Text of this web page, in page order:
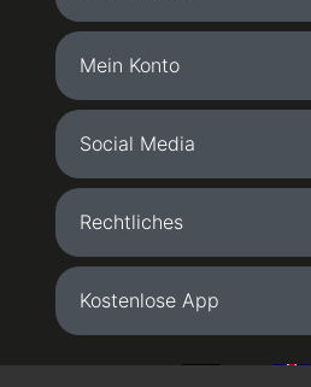
Mein Konto
Social Media
Rechtliches
Kostenlose App